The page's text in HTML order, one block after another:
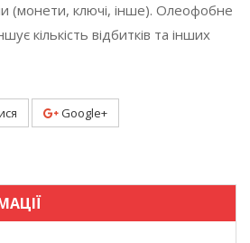
(монети, ключі, інше). Олеофобне
кількість відбитків та інших
Google+